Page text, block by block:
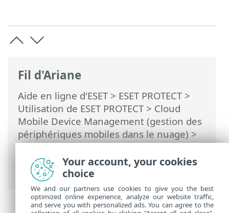
Fil d'Ariane
Aide en ligne d'ESET> ESET PROTECT>
Utilisation de ESET PROTECT> Cloud
Mobile Device Management (gestion des
périphériques mobiles dans le nuage)>
Inscription : ajouter des périphériques
mobiles> Synchronisation Apple
Business (AB) (iOS)
Your account, your cookies
choice
We and our partners use cookies to give you the best
optimized online experience, analyze our website traffic,
and serve you with personalized ads. You can agree to the